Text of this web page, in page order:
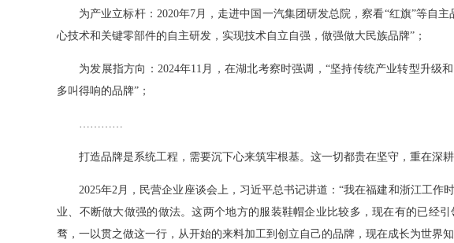
为产业立标杆：2020年7月，走进中国一汽集团研发总院，察看“红旗”等自主
心技术和关键零部件的自主研发，实现技术自立自强，做强做大民族品牌”；
为发展指方向：2024年11月，在湖北考察时强调，“坚持传统产业转型升级
多叫得响的品牌”；
…………
打造品牌是系统工程，需要沉下心来筑牢根基。这一切都贵在坚守，重在深耕
2025年2月，民营企业座谈会上，习近平总书记讲道：“我在福建和浙江工作
业、不断做大做强的做法。这两个地方的服装鞋帽企业比较多，现在有的已经
骛，一以贯之做这一行，从开始的来料加工到创立自己的品牌，现在成长为世界